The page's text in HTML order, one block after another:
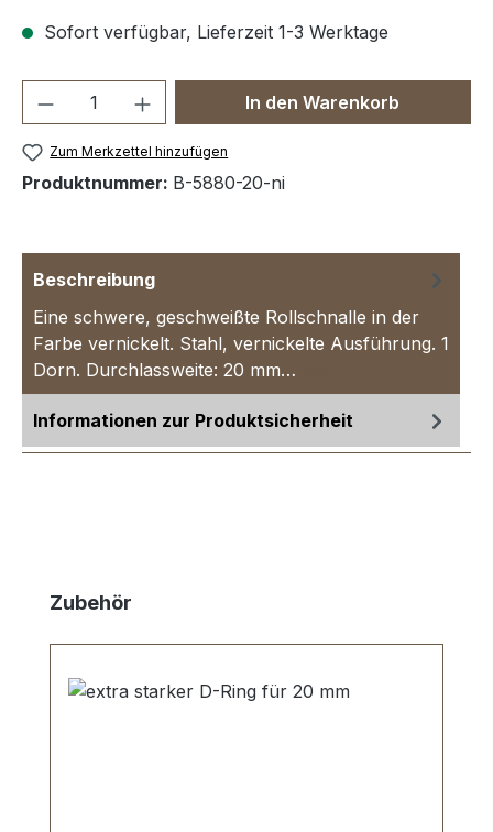
Sofort verfügbar, Lieferzeit 1-3 Werktage
Produkt Anzahl: Gib denIn den Warenkorb
Zum Merkzettel hinzufügen
Produktnummer: B-5880-20-ni
Beschreibung
Eine schwere, geschweißte Rollschnalle in der
Farbe vernickelt. Stahl, vernickelte Ausführung. 1
Dorn. Durchlassweite: 20 mm…
Informationen zur Produktsicherheit
Produktgalerie überspringen
Zubehör